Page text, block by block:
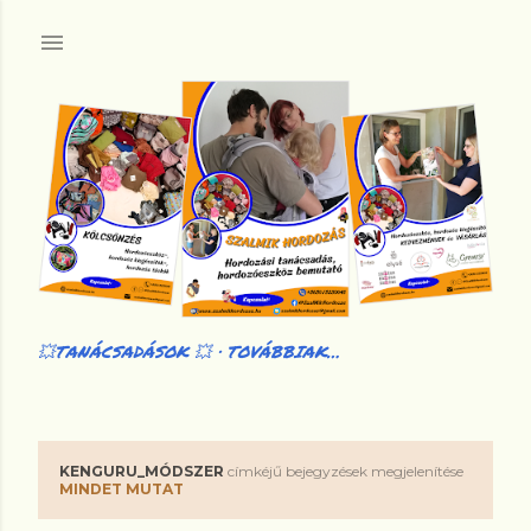
💥TANÁCSADÁSOK 💥 TOVÁBBIAK…
KENGURU_MÓDSZER címkéjű bejegyzések megjelenítése
MINDET MUTAT